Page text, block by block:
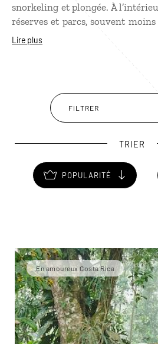
snorkeling et plongée. À
réserves et parcs, souvent moins
jolies balades. Au cœur de la
Lire plus
FILTRER
TRIER
POPULARITÉ
En amoureux Costa Rica